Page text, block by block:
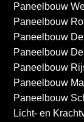
Paneelbouw
Paneelbouw
Paneelbouw
Paneelbouw
Paneelbouw
Paneelbouw
Paneelbouw
Licht- en